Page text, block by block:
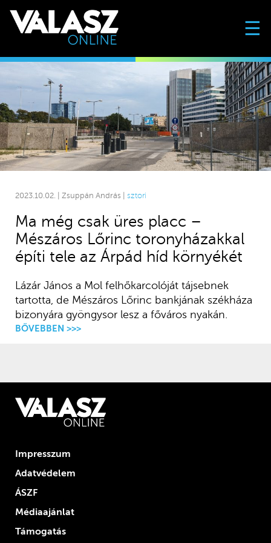
☰
2023.10.02. | Zsuppán András | sztori
Ma még csak üres placc –
Mészáros Lőrinc toronyházakkal
építi tele az Árpád híd környékét
Lázár János a Mol felhőkarcolóját tájsebnek
tartotta, de Mészáros Lőrinc bankjának székháza
bizonyára gyöngysor lesz a főváros nyakán.
BŐVEBBEN >>>
Impresszum
Adatvédelem
ÁSZF
Médiaajánlat
Támogatás